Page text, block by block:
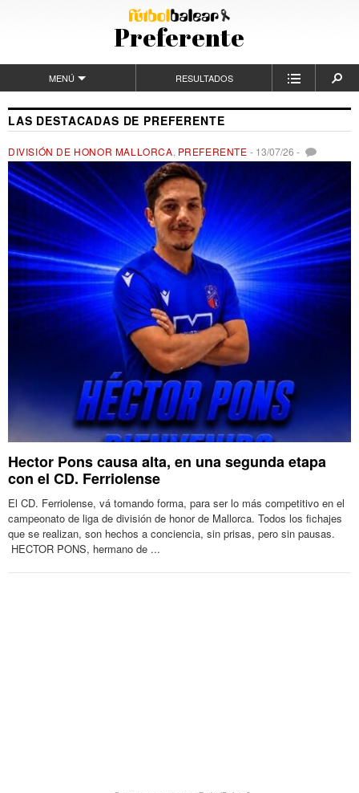
Preferente
MENÚ RESULTADOS
LAS DESTACADAS DE PREFERENTE
DIVISIÓN DE HONOR MALLORCA, PREFERENTE - 13/07/26 -
Hector Pons causa alta, en una segunda etapa
con el CD. Ferriolense
El CD. Ferriolense, vá tomando forma, para ser lo más competitivo en el
campeonato de liga de división de honor de Mallorca. Todos los fichajes
que se realizan, son hechos a conciencia, sin prisas, pero sin pausas.
HECTOR PONS, hermano de ...